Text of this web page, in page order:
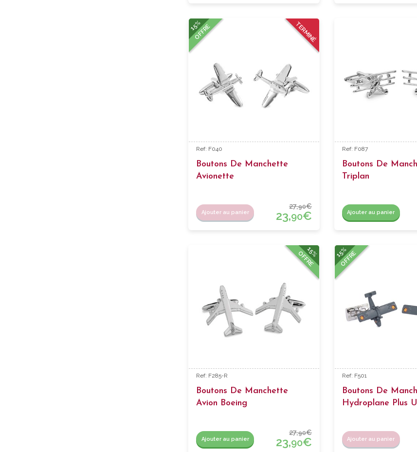
TERMINÉ
15%
OFFRE
Ref: F040
Boutons De Manchette
Avionette
Ajouter au panier
27,90€
23,90€
Ref: F087
Boutons De
Triplan
Ajouter au panier
15%
OFFRE
Ref: F285-R
Boutons De Manchette
Avion Boeing
Ajouter au panier
27,90€
23,90€
15%
OFFRE
Ref: F501
Boutons De
Hydroplane Plus
Ajouter au panier